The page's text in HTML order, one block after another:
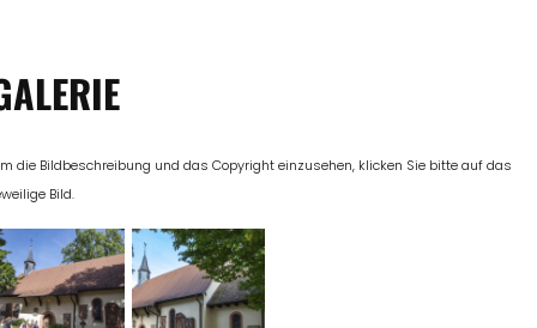
die Bildbeschreibung und das Copyright einzusehen, klicken Sie bitte auf das
Bild.